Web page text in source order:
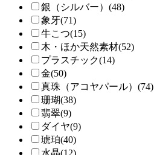
銀（シルバー）(48)
象牙(71)
牛こつ(15)
木・ほか天然素材(52)
プラスチック(14)
金(50)
真珠（アコヤパール）(74)
珊瑚(38)
翡翠(9)
ダイヤ(9)
琥珀(40)